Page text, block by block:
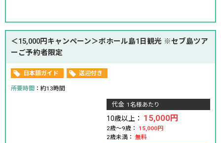
＜15,000円キャンペーン＞ボホール島1日観光 ※セブ島ツア
ーご予約者限定
日本語ガイド 送迎付き
所要時間 ：約13時間
代金 1名様あたり
10歳以上： 15,000円
2歳～9歳：
15,000円
2歳未満： 無料